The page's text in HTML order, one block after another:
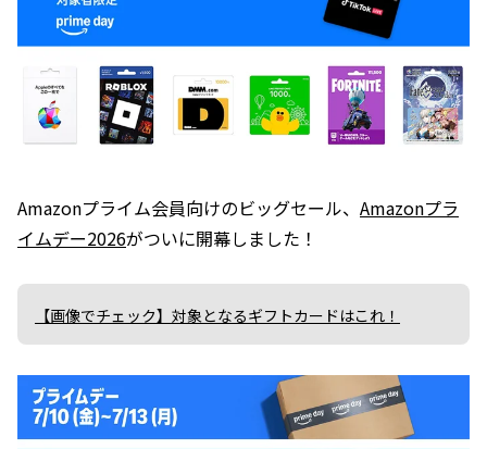
Amazonプライム会員向けのビッグセール、 Amazonプラ
イムデー2026がついに開幕しました！
【画像でチェック】対象となるギフトカードはこれ！